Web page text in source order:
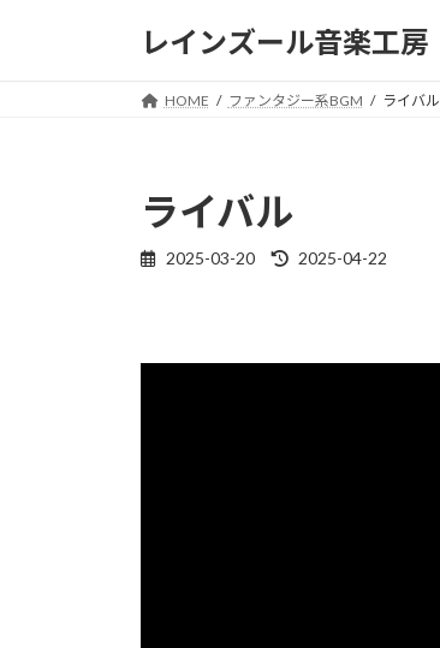
レインズール音楽工房
HOME ファンタジー系BGM ライバル
ライバル
2025-03-20
最
2025-04-22